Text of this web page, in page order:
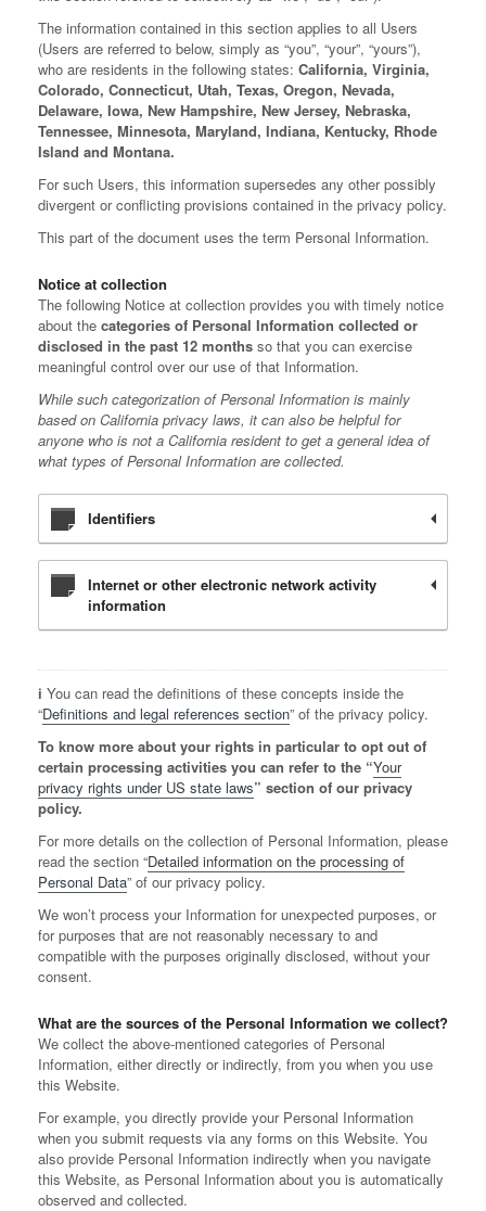
The information contained in this section applies to all Users
(Users are referred to below, simply as “you”, “your”, “yours”),
who are residents in the following states: California, Virginia,
Colorado, Connecticut, Utah, Texas, Oregon, Nevada,
Delaware, Iowa, New Hampshire, New Jersey, Nebraska,
Tennessee, Minnesota, Maryland, Indiana, Kentucky, Rhode
Island and Montana.
For such Users, this information supersedes any other possibly
divergent or conflicting provisions contained in the privacy policy.
This part of the document uses the term Personal Information.
Notice at collection
The following Notice at collection provides you with timely notice
about the categories of Personal Information collected or
disclosed in the past 12 months so that you can exercise
meaningful control over our use of that Information.
While such categorization of Personal Information is mainly
based on California privacy laws, it can also be helpful for
anyone who is not a California resident to get a general idea of
what types of Personal Information are collected.
Identifiers
Internet or other electronic network activity
information
ℹ️ You can read the definitions of these concepts inside the
“Definitions and legal references section” of the privacy policy.
To know more about your rights in particular to opt out of
certain processing activities you can refer to the “Your
privacy rights under US state laws” section of our privacy
policy.
For more details on the collection of Personal Information, please
read the section “Detailed information on the processing of
Personal Data” of our privacy policy.
We won’t process your Information for unexpected purposes, or
for purposes that are not reasonably necessary to and
compatible with the purposes originally disclosed, without your
consent.
What are the sources of the Personal Information we collect?
We collect the above-mentioned categories of Personal
Information, either directly or indirectly, from you when you use
this Website.
For example, you directly provide your Personal Information
when you submit requests via any forms on this Website. You
also provide Personal Information indirectly when you navigate
this Website, as Personal Information about you is automatically
observed and collected.